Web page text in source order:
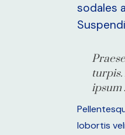
sodales
ipsum
lobortis